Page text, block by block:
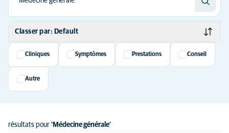
Classer par: Default
Default
Ordre alphabétique
Cliniques Symptômes Prestations Conseil
Autre
résultats pour 'Médecine générale'